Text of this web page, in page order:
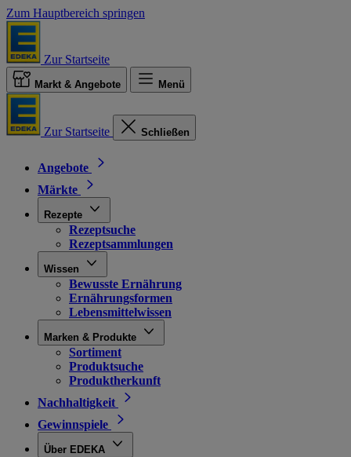
Zum Hauptbereich springen
Zur Startseite
Markt & Angebote Menü
Zur Startseite Schließen
Angebote
Märkte
Rezepte
Rezeptsuche
Rezeptsammlungen
Wissen
Bewusste Ernährung
Ernährungsformen
Lebensmittelwissen
Marken & Produkte
Sortiment
Produktsuche
Produktherkunft
Nachhaltigkeit
Gewinnspiele
Über EDEKA